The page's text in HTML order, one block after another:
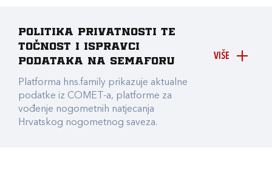
VIŠE
Politika privatnosti te
točnost i ispravci
podataka na Semaforu
Platforma hns.family prikazuje aktualne
podatke iz COMET-a, platforme za
vođenje nogometnih natjecanja
Hrvatskog nogometnog saveza.